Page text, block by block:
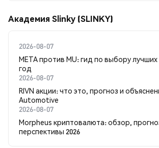
Академия Slinky (SLINKY)
2026-08-07
META против MU: гид по выбору лучших
год
2026-08-07
RIVN акции: что это, прогноз и
Automotive
2026-08-07
Morpheus криптовалюта: обзор,
перспективы 2026